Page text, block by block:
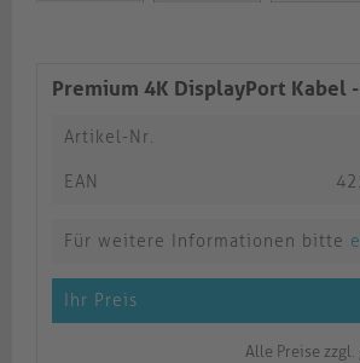
Premium 4K DisplayPort Kabel
Artikel-Nr.
EAN
Für weitere Informationen bitte
Ihr Preis
Alle Preise zzgl.